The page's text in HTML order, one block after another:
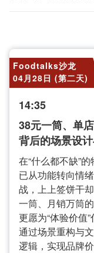
Foodtalks沙龙
04月28日 (第二天)
14:35
38元一筒、单
背后的场景设
在“什么都不缺”
已从功能转向情
战，上上签饼干
一筒、月销万筒
更愿为“体验价值
通过场景重构与
逻辑，实现品牌